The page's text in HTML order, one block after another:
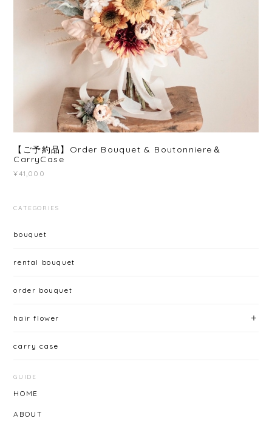
【ご予約品】Order Bouquet & Boutonniere＆
CarryCase
¥41,000
CATEGORIES
bouquet
rental bouquet
order bouquet
hair flower
carry case
GUIDE
HOME
ABOUT